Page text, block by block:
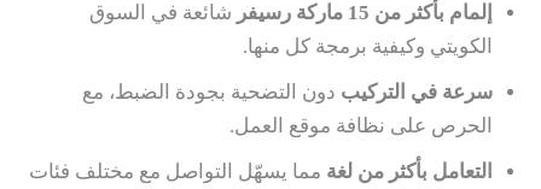
إلمام بأكثر من 15 ماركة رسيفر
شائعة في السوق
الكويتي وكيفية برمجة كل منها.
سرعة في التركيب دون التضحية بجودة الضبط، مع
الحرص على نظافة موقع العمل.
التعامل بأكثر من لغة مما يسهّل التواصل مع مختلف فئات